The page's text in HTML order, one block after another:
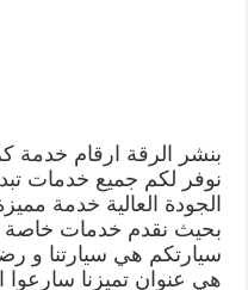
بنشر الرقة ارقام خدمة
نوفر لكم جميع خدمات
الجودة العالية خدمة
بحيث نقدم خدمات خاصة
سيارتكم هي سيارتنا و
هي عنوان تميزنا سارعوا